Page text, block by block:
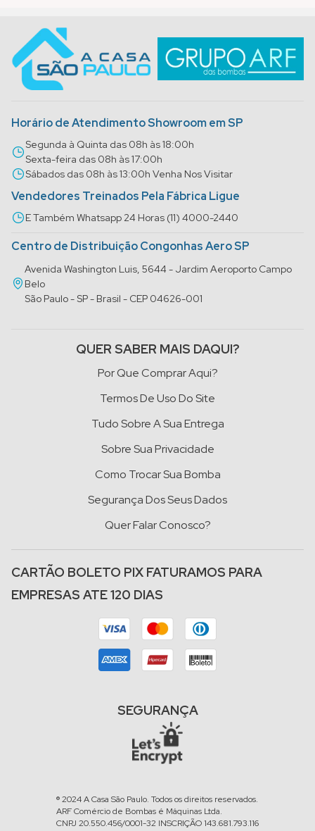
Horário de Atendimento Showroom em SP
Segunda à Quinta das 08h às 18:00h
Sexta-feira das 08h às 17:00h
Sábados das 08h às 13:00h Venha Nos Visitar
Vendedores Treinados Pela Fábrica Ligue
E Também Whatsapp 24 Horas (11) 4000-2440
Centro de Distribuição Congonhas Aero SP
Avenida Washington Luis, 5644 - Jardim Aeroporto Campo
Belo
São Paulo - SP - Brasil - CEP 04626-001
QUER SABER MAIS DAQUI?
Por Que Comprar Aqui?
Termos De Uso Do Site
Tudo Sobre A Sua Entrega
Sobre Sua Privacidade
Como Trocar Sua Bomba
Segurança Dos Seus Dados
Quer Falar Conosco?
CARTÃO BOLETO PIX FATURAMOS PARA
EMPRESAS ATE 120 DIAS
SEGURANÇA
® 2024 A Casa São Paulo. Todos os direitos reservados.
ARF Comércio de Bombas é Máquinas Ltda.
CNPJ 20.550.456/0001-32 INSCRIÇÃO 143.681.793.116